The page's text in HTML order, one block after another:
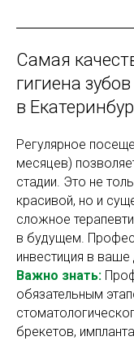
Самая
гигиена зубов
в
Регулярное
месяцев)
стадии. Это не
красивой, но и
сложное
в будущем.
инвестиция в ваше
Важно знать:
обязательным
брекетов,